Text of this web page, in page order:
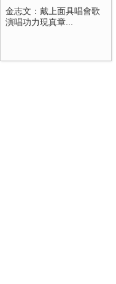
金志文：戴上面具唱會歌
演唱功力現真章...